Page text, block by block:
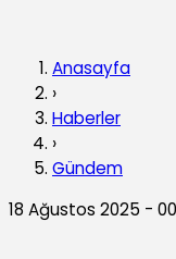
Anasayfa
›
Haberler
›
Gündem
18 Ağustos 2025 -